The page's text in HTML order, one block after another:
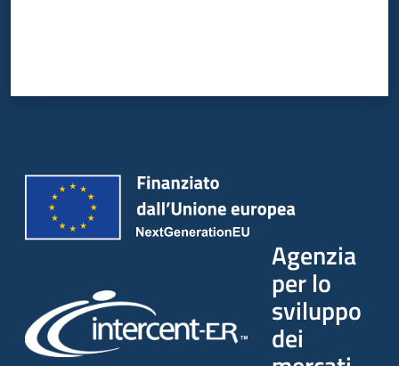
Agenzia
per lo
sviluppo
dei